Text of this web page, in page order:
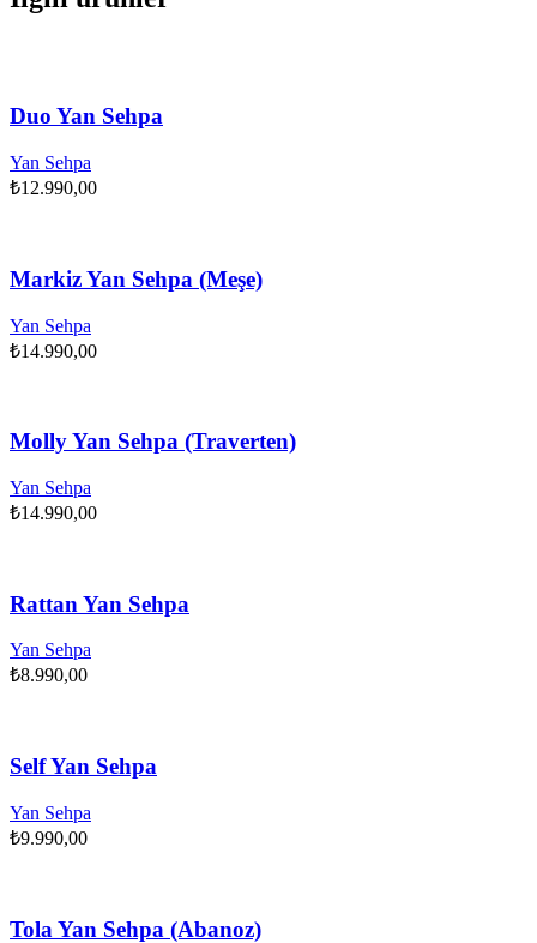
Duo Yan Sehpa
Yan Sehpa
₺12.990,00
Markiz Yan Sehpa (Meşe)
Yan Sehpa
₺14.990,00
Molly Yan Sehpa (Traverten)
Yan Sehpa
₺14.990,00
Rattan Yan Sehpa
Yan Sehpa
₺8.990,00
Self Yan Sehpa
Yan Sehpa
₺9.990,00
Tola Yan Sehpa (Abanoz)